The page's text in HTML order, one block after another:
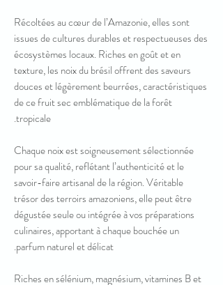
Récoltées au cœur de l’Amazonie, elles sont
issues de cultures durables et respectueuses des
écosystèmes locaux. Riches en goût et en
texture, les noix du brésil offrent des saveurs
douces et légèrement beurrées, caractéristiques
de ce fruit sec emblématique de la forêt
tropicale.
Chaque noix est soigneusement sélectionnée
pour sa qualité, reflétant l’authenticité et le
savoir-faire artisanal de la région. Véritable
trésor des terroirs amazoniens, elle peut être
dégustée seule ou intégrée à vos préparations
culinaires, apportant à chaque bouchée un
parfum naturel et délicat.
Riches en sélénium, magnésium, vitamines B et